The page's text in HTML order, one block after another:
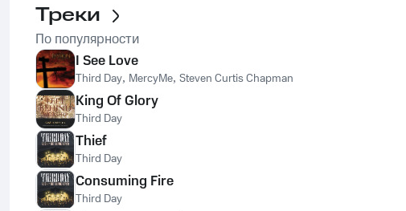
Треки
По популярности
I See Love
Third Day, MercyMe, Steven Curtis Chapman
King Of Glory
Third Day
Thief
Third Day
Consuming Fire
Third Day